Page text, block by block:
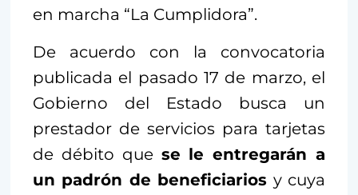
en marcha “La Cumplidora”.
De acuerdo con la convocatoria
publicada el pasado 17 de marzo, el
Gobierno del Estado busca un
prestador de servicios para tarjetas
de débito que se le entregarán a
un padrón de beneficiarios y cuya